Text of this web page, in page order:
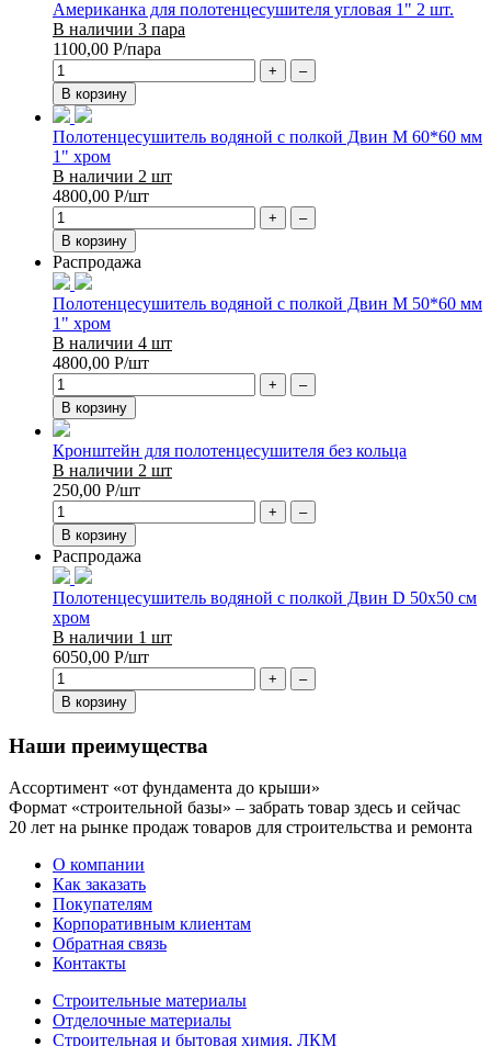
Американка для полотенцесушителя угловая 1" 2 шт.
В наличии 3 пара
1100,00 Р/пара
+
–
В корзину
Полотенцесушитель водяной с полкой Двин M 60*60 мм
1" хром
В наличии 2 шт
4800,00 Р/шт
+
–
В корзину
Распродажа
Полотенцесушитель водяной с полкой Двин M 50*60 мм
1" хром
В наличии 4 шт
4800,00 Р/шт
+
–
В корзину
Кронштейн для полотенцесушителя без кольца
В наличии 2 шт
250,00 Р/шт
+
–
В корзину
Распродажа
Полотенцесушитель водяной с полкой Двин D 50х50 см
хром
В наличии 1 шт
6050,00 Р/шт
+
–
В корзину
Наши преимущества
Ассортимент «от фундамента до крыши»
Формат «строительной базы» – забрать товар здесь и сейчас
20 лет на рынке продаж товаров для строительства и ремонта
О компании
Как заказать
Покупателям
Корпоративным клиентам
Обратная связь
Контакты
Строительные материалы
Отделочные материалы
Строительная и бытовая химия, ЛКМ